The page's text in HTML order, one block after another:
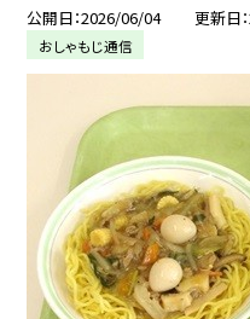
公開日 2026/06/04 更新日
おしゃもじ通信